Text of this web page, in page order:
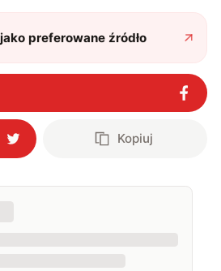
jako preferowane źródło
Kopiuj